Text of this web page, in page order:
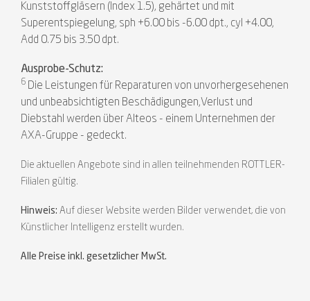
Kunststoffgläsern (Index 1.5), gehärtet und mit
Superentspiegelung, sph +6.00 bis -6.00 dpt., cyl +4.00,
Add 0.75 bis 3.50 dpt.
Ausprobe-Schutz:
6 Die Leistungen für Reparaturen von unvorhergesehenen
und unbeabsichtigten Beschädigungen,Verlust und
Diebstahl werden über Alteos - einem Unternehmen der
AXA-Gruppe - gedeckt.
Die aktuellen Angebote sind in allen teilnehmenden ROTTLER-
Filialen gültig.
Hinweis: Auf dieser Website werden Bilder verwendet, die von
Künstlicher Intelligenz erstellt wurden.
Alle Preise inkl. gesetzlicher MwSt.